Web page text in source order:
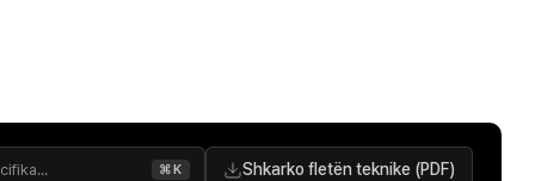
⌘K Shkarko fletën teknike (PDF)